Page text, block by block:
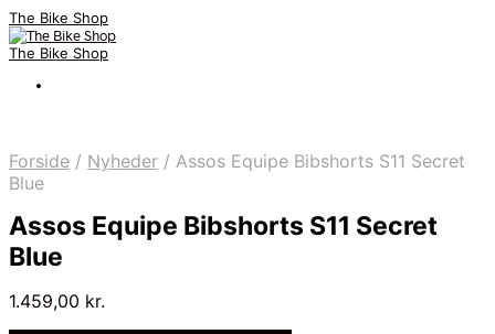
The Bike Shop
The Bike Shop
Forside / Nyheder / Assos Equipe Bibshorts S11 Secret
Blue
Assos Equipe Bibshorts S11 Secret
Blue
1.459,00 kr.